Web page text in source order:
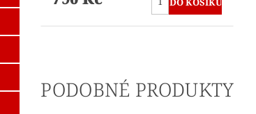
PODOBNÉ PRODUKTY